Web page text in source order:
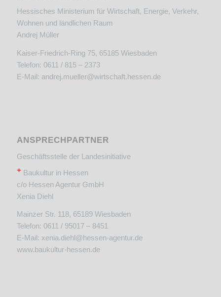
Hessisches Ministerium für Wirtschaft, Energie, Verkehr,
Wohnen und ländlichen Raum
Andrej Müller
Kaiser-Friedrich-Ring 75, 65185 Wiesbaden
Telefon: 0611 / 815 – 2373
E-Mail: andrej.mueller@wirtschaft.hessen.de
ANSPRECHPARTNER
Geschäftsstelle der Landesinitiative
+Baukultur in Hessen
c/o Hessen Agentur GmbH
Xenia Diehl
Mainzer Str. 118, 65189 Wiesbaden
Telefon: 0611 / 95017 – 8451
E-Mail: xenia.diehl@hessen-agentur.de
www.baukultur-hessen.de